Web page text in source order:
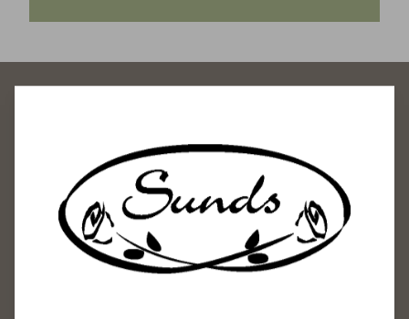
Sundin Puutarhakeskus
Avoinna